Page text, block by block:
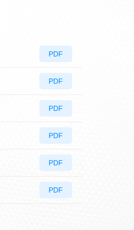
PDF
PDF
PDF
PDF
PDF
PDF